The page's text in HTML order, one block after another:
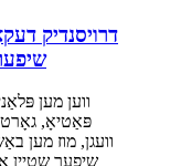
דרויסנדיק
ווען מען
פּאַטיאָ,
וועגן, מוז מען
שיפער שטיין